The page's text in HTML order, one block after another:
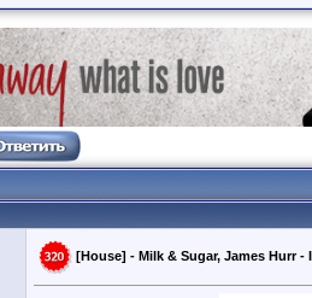
[House] - Milk & Sugar, James Hurr -